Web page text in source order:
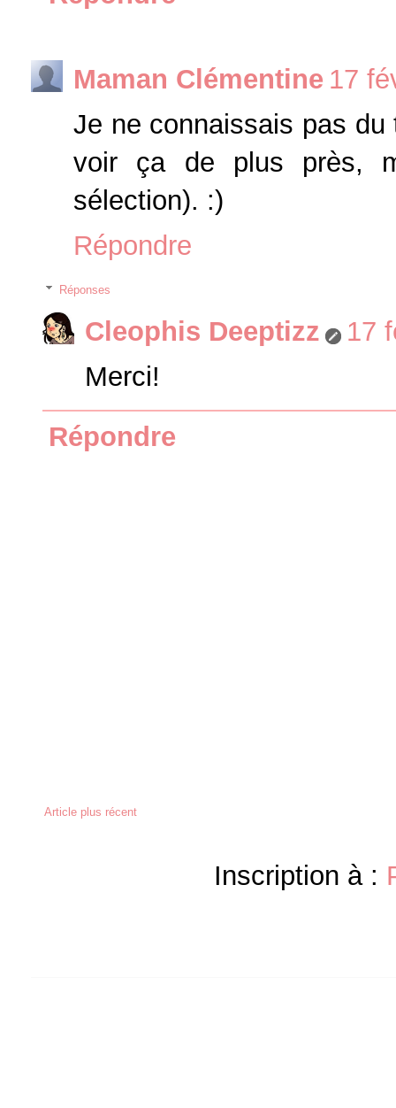
Maman Clémentine 17
Je ne connaissais pas
voir ça de plus près,
sélection). :)
Répondre
Réponses
Cleophis Deeptizz
17
Merci!
Répondre
Article plus récent
Inscription à :